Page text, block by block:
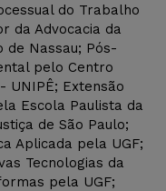
do Trabalho
da Advocacia da
de Nassau; Pós-
pelo Centro
UNIPÊ; Extensão
Escola Paulista da
de São Paulo;
Aplicada pela UGF;
Tecnologias da
pela UGF;